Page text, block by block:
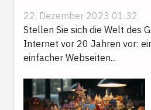
virtuellen
22. Dezember 2023 01:32
Stellen Sie sich die Welt des
Internet vor 20 Jahren vor:
einfacher Webseiten...